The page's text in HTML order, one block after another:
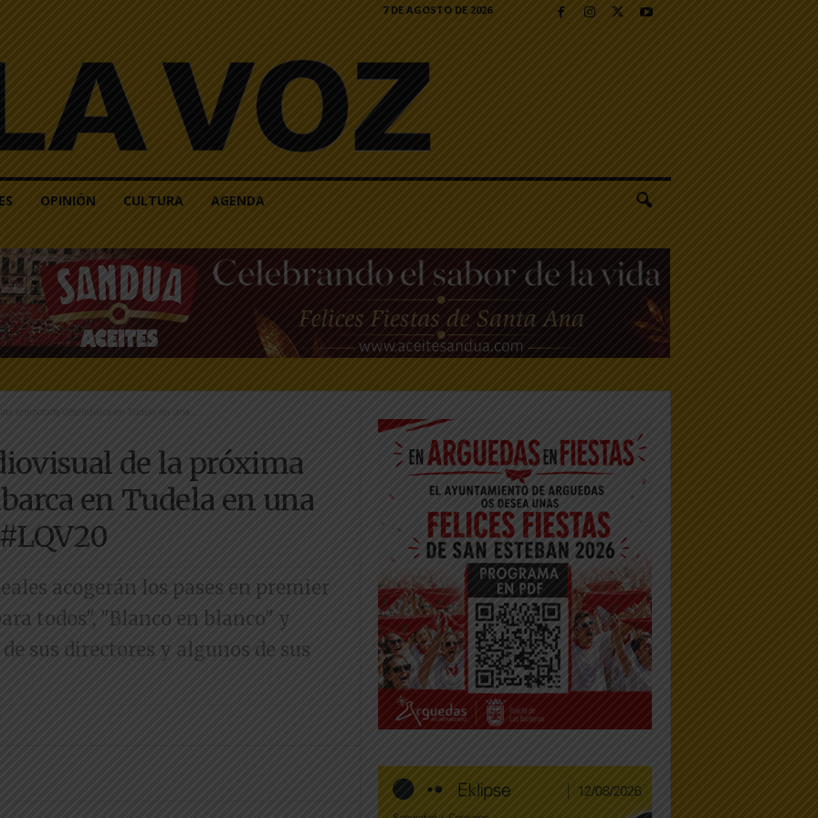
7 DE AGOSTO DE 2026
OPINIÓN CULTURA AGENDA
temporada desembarca en Tudela en una...
de la próxima
en Tudela en una
acogerán los pases en premier
todos", "Blanco en blanco" y
sus directores y algunos de sus